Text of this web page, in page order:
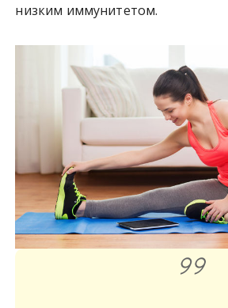
низким иммунитетом.